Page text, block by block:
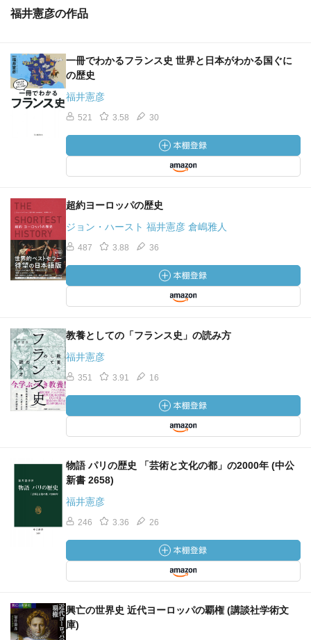
福井憲彦の作品
一冊でわかるフランス史 世界と日本がわかる国ぐに
の歴史
福井憲彦
521 3.58 30
超約ヨーロッパの歴史
ジョン・ハースト 福井憲彦 倉嶋雅人
487 3.88 36
教養としての「フランス史」の読み方
福井憲彦
351 3.91 16
物語 パリの歴史 「芸術と文化の都」の2000年 (中公
新書 2658)
福井憲彦
246 3.36 26
興亡の世界史 近代ヨーロッパの覇権 (講談社学術文
庫)